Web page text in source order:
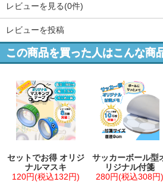
レビューを見る(0件)
レビューを投稿
この商品を買った人はこんな商
セットでお得 オリジ
ナルマスキ
120円(税込132円)
サッカーボール型
リジナル付箋
280円(税込308円)